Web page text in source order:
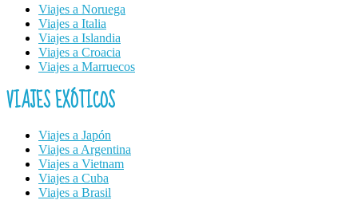
Viajes a Noruega
Viajes a Italia
Viajes a Islandia
Viajes a Croacia
Viajes a Marruecos
VIAJES EXÓTICOS
Viajes a Japón
Viajes a Argentina
Viajes a Vietnam
Viajes a Cuba
Viajes a Brasil